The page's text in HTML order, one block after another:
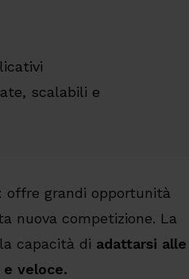
scalabili e
offre grandi opportunità
nuova competizione. La
capacità di adattarsi alle
veloce.